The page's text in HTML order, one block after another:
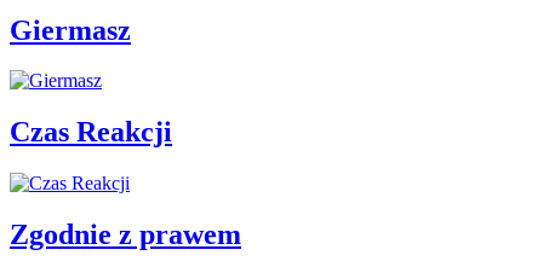
Giermasz
Czas Reakcji
Zgodnie z prawem